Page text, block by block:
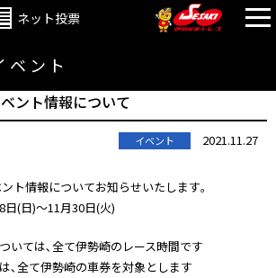
ネット投票
ベント
ント情報について
イベント 2021.11.27
ト情報についてお知らせいたします｡
(日)～11月30日(火)
いては､全て伊勢崎のレース時間です
､全て伊勢崎の車券を対象とします